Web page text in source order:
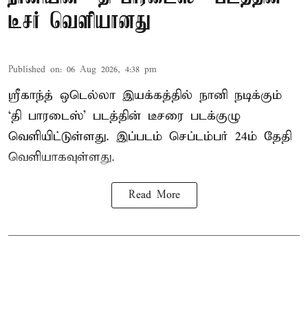
டீசர் வெளியானது
Published on: 06 Aug 2026, 4:38 pm
ஸ்ரீகாந்த் ஒடெல்லா இயக்கத்தில் நானி நடிக்கும்
‘தி பாரடைஸ்’ படத்தின் டீசரை படக்குழு
வெளியிட்டுள்ளது. இப்படம் செப்டம்பர் 24ம் தேதி
வெளியாகவுள்ளது.
Read More